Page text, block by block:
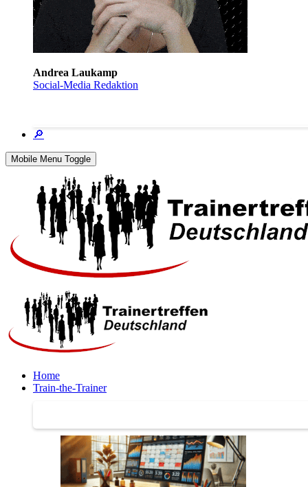
Andrea Laukamp
Social-Media Redaktion
🔎
Mobile Menu Toggle
Home
Train-the-Trainer